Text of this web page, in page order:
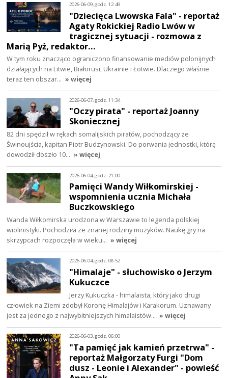
2026-06-09, godz. 12:49
"Dziecięca Lwowska Fala" - reportaż
Agaty Rokickiej Radio Lwów w
tragicznej sytuacji - rozmowa z
Marią Pyż, redaktor…
W tym roku znacząco ograniczono finansowanie mediów polonijnych
działających na Litwie, Białorusi, Ukrainie i Łotwie. Dlaczego właśnie
teraz ten obszar… » więcej
2026-06-07, godz. 11:34
"Oczy pirata" - reportaż Joanny
Skoniecznej
82 dni spędził w rękach somalijskich piratów, pochodzący ze
Świnoujścia, kapitan Piotr Budzynowski. Do porwania jednostki, którą
dowodził doszło 10… » więcej
2026-06-04, godz. 21:00
Pamięci Wandy Wiłkomirskiej -
wspomnienia ucznia Michała
Buczkowskiego
Wanda Wiłkomirska urodzona w Warszawie to legenda polskiej
wiolinistyki. Pochodziła ze znanej rodziny muzyków. Naukę gry na
skrzypcach rozpoczęła w wieku… » więcej
2026-06-04, godz. 08:52
"Himalaje" - słuchowisko o Jerzym
Kukuczce
Jerzy Kukuczka - himalaista, który jako drugi
człowiek na Ziemi zdobył Koronę Himalajów i Karakorum. Uznawany
jest za jednego z najwybitniejszych himalaistów… » więcej
2026-06-03, godz. 06:00
"Ta pamięć jak kamień przetrwa" -
reportaż Małgorzaty Furgi "Dom
dusz - Leonie i Alexander" - powieść